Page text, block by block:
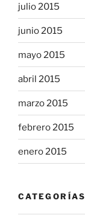
julio 2015
junio 2015
mayo 2015
abril 2015
marzo 2015
febrero 2015
enero 2015
CATEGORÍAS